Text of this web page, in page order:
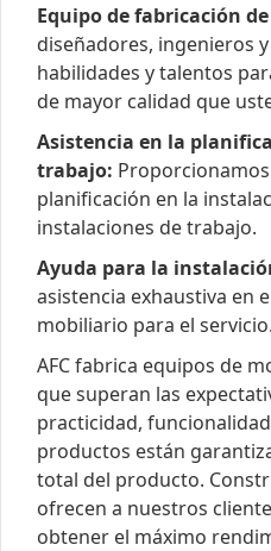
Equipo de fabricación
diseñadores, ingenieros
habilidades y talentos
de mayor calidad que
Asistencia en la
trabajo:
planificación en la
instalaciones de trabajo.
Ayuda para la
asistencia exhaustiva en
mobiliario para el servicio.
AFC fabrica equipos de
que superan las
practicidad,
productos están
total del producto.
ofrecen a nuestros
obtener el máximo